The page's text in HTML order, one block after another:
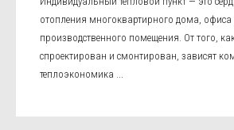
отопления многоквартирного дома, офиса
производственного помещения. От того,
спроектирован и смонтирован, зависят
теплоэкономика ...